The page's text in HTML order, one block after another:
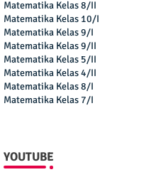
Matematika Kelas 8/II
Matematika Kelas 10/I
Matematika Kelas 9/I
Matematika Kelas 9/II
Matematika Kelas 5/II
Matematika Kelas 4/II
Matematika Kelas 8/I
Matematika Kelas 7/I
YOUTUBE